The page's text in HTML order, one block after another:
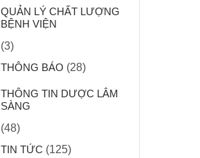
QUẢN LÝ CHẤT LƯỢNG
BỆNH VIỆN
(3)
THÔNG BÁO (28)
THÔNG TIN DƯỢC LÂM
SÀNG
(48)
TIN TỨC (125)